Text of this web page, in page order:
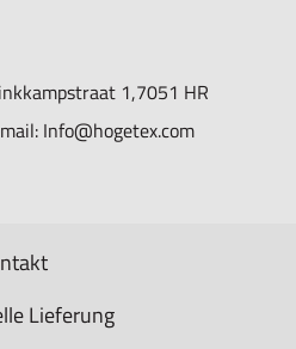
1,7051 HR
Info@hogetex.com
Lieferung